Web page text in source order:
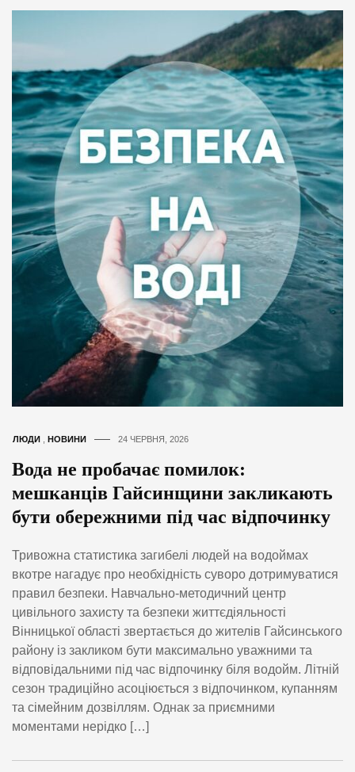
ЛЮДИ НОВИНИ 24 ЧЕРВНЯ, 2026
Вода не пробачає помилок:
мешканців Гайсинщини закликають
бути обережними під час відпочинку
Тривожна статистика загибелі людей на водоймах
вкотре нагадує про необхідність суворо дотримуватися
правил безпеки. Навчально-методичний центр
цивільного захисту та безпеки життєдіяльності
Вінницької області звертається до жителів Гайсинського
району із закликом бути максимально уважними та
відповідальними під час відпочинку біля водойм. Літній
сезон традиційно асоціюється з відпочинком, купанням
та сімейним дозвіллям. Однак за приємними
моментами нерідко […]